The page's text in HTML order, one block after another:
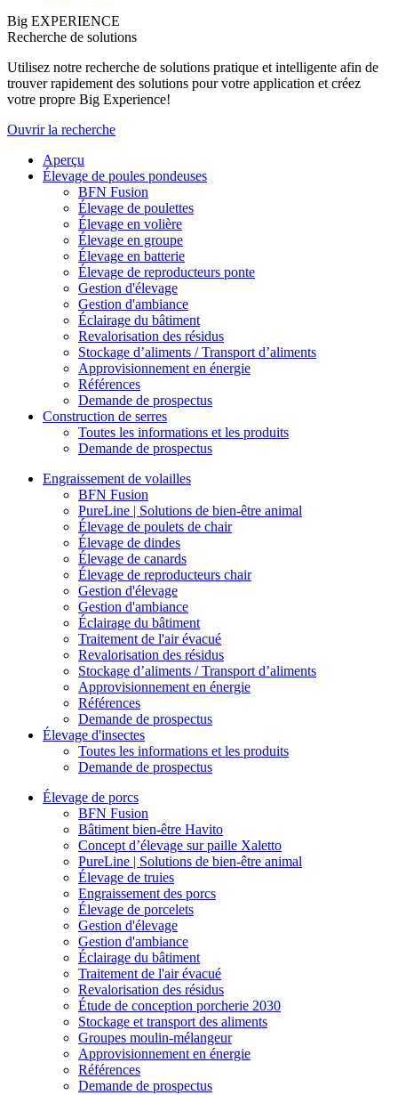
Big EXPERIENCE
Recherche de solutions
Utilisez notre recherche de solutions pratique et intelligente afin de
trouver rapidement des solutions pour votre application et créez
votre propre Big Experience!
Ouvrir la recherche
Aperçu
Élevage de poules pondeuses
BFN Fusion
Élevage de poulettes
Élevage en volière
Élevage en groupe
Élevage en batterie
Élevage de reproducteurs ponte
Gestion d'élevage
Gestion d'ambiance
Éclairage du bâtiment
Revalorisation des résidus
Stockage d’aliments / Transport d’aliments
Approvisionnement en énergie
Références
Demande de prospectus
Construction de serres
Toutes les informations et les produits
Demande de prospectus
Engraissement de volailles
BFN Fusion
PureLine | Solutions de bien-être animal
Élevage de poulets de chair
Élevage de dindes
Élevage de canards
Élevage de reproducteurs chair
Gestion d'élevage
Gestion d'ambiance
Éclairage du bâtiment
Traitement de l'air évacué
Revalorisation des résidus
Stockage d’aliments / Transport d’aliments
Approvisionnement en énergie
Références
Demande de prospectus
Élevage d'insectes
Toutes les informations et les produits
Demande de prospectus
Élevage de porcs
BFN Fusion
Bâtiment bien-être Havito
Concept d’élevage sur paille Xaletto
PureLine | Solutions de bien-être animal
Élevage de truies
Engraissement des porcs
Élevage de porcelets
Gestion d'élevage
Gestion d'ambiance
Éclairage du bâtiment
Traitement de l'air évacué
Revalorisation des résidus
Étude de conception porcherie 2030
Stockage et transport des aliments
Groupes moulin-mélangeur
Approvisionnement en énergie
Références
Demande de prospectus